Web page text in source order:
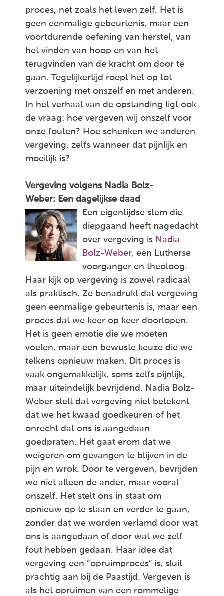
proces, net zoals het leven zelf. Het is
geen eenmalige gebeurtenis, maar een
voortdurende oefening van herstel, van
het vinden van hoop en van het
terugvinden van de kracht om door te
gaan. Tegelijkertijd roept het op tot
verzoening met onszelf en met anderen.
In het verhaal van de opstanding ligt ook
de vraag: hoe vergeven wij onszelf voor
onze fouten? Hoe schenken we anderen
vergeving, zelfs wanneer dat pijnlijk en
moeilijk is?
Vergeving volgens Nadia Bolz-
Weber: Een dagelijkse daad
Een eigentijdse stem die
diepgaand heeft nagedacht
over vergeving is Nadia
Bolz-Weber, een Lutherse
voorganger en theoloog.
Haar kijk op vergeving is zowel radicaal
als praktisch. Ze benadrukt dat vergeving
geen eenmalige gebeurtenis is, maar een
proces dat we keer op keer doorlopen.
Het is geen emotie die we moeten
voelen, maar een bewuste keuze die we
telkens opnieuw maken. Dit proces is
vaak ongemakkelijk, soms zelfs pijnlijk,
maar uiteindelijk bevrijdend. Nadia Bolz-
Weber stelt dat vergeving niet betekent
dat we het kwaad goedkeuren of het
onrecht dat ons is aangedaan
goedpraten. Het gaat erom dat we
weigeren om gevangen te blijven in de
pijn en wrok. Door te vergeven, bevrijden
we niet alleen de ander, maar vooral
onszelf. Het stelt ons in staat om
opnieuw op te staan en verder te gaan,
zonder dat we worden verlamd door wat
ons is aangedaan of door wat we zelf
fout hebben gedaan. Haar idee dat
vergeving een “opruimproces” is, sluit
prachtig aan bij de Paastijd. Vergeven is
als het opruimen van een rommelige